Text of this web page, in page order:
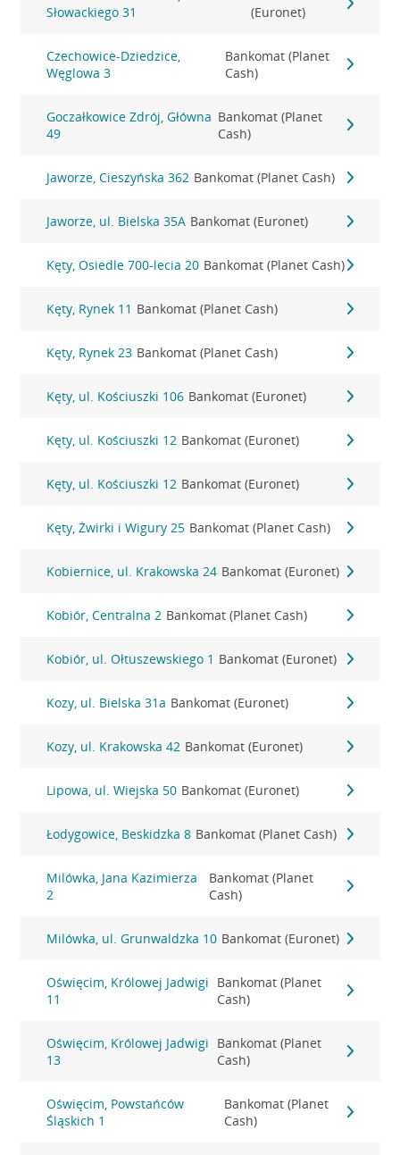
Słowackiego 31
(Euronet)
Czechowice-Dziedzice,
Węglowa 3
Bankomat (Planet
Cash)
Goczałkowice Zdrój, Główna
49
Bankomat (Planet
Cash)
Jaworze, Cieszyńska 362 Bankomat (Planet Cash)
Jaworze, ul. Bielska 35A Bankomat (Euronet)
Kęty, Osiedle 700-lecia 20 Bankomat (Planet Cash)
Kęty, Rynek 11 Bankomat (Planet Cash)
Kęty, Rynek 23 Bankomat (Planet Cash)
Kęty, ul. Kościuszki 106 Bankomat (Euronet)
Kęty, ul. Kościuszki 12 Bankomat (Euronet)
Kęty, ul. Kościuszki 12 Bankomat (Euronet)
Kęty, Żwirki i Wigury 25 Bankomat (Planet Cash)
Kobiernice, ul. Krakowska 24 Bankomat (Euronet)
Kobiór, Centralna 2 Bankomat (Planet Cash)
Kobiór, ul. Ołtuszewskiego 1 Bankomat (Euronet)
Kozy, ul. Bielska 31a Bankomat (Euronet)
Kozy, ul. Krakowska 42 Bankomat (Euronet)
Lipowa, ul. Wiejska 50 Bankomat (Euronet)
Łodygowice, Beskidzka 8 Bankomat (Planet Cash)
Milówka, Jana Kazimierza
2
Bankomat (Planet
Cash)
Milówka, ul. Grunwaldzka 10 Bankomat (Euronet)
Oświęcim, Królowej Jadwigi
11
Bankomat (Planet
Cash)
Oświęcim, Królowej Jadwigi
13
Bankomat (Planet
Cash)
Oświęcim, Powstańców
Śląskich 1
Bankomat (Planet
Cash)